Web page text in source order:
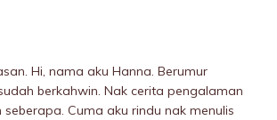
Hi, nama aku Hanna. Berumur
berkahwin. Nak cerita pengalaman
Cuma aku rindu nak menulis